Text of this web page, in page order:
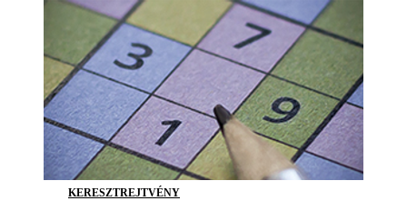
KERESZTREJTVÉNY